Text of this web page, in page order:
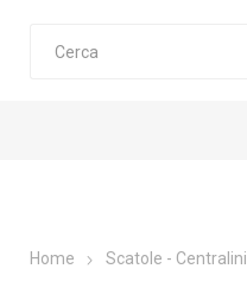
Home Scatole - Centralini